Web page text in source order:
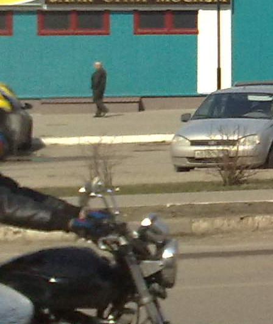
<p>Добрый день! Предлагаем Вам рассмотреть аренду
помещения на втором этаже (примерно 266 кв.м.)Торгового
центра &quot;БРИЗ&quot;,расположенного на центральном
проспекте, в городе Дубна, М.О. по цене 850 руб/кв.м. в
месяц. в настоящие время данное помещение занято КЭМПик
-детская одежда, которое в последствие переезжает в новое
здание. на цокольном этаже располагается: - Fix Price; - Ладья
и Командор(мебельный магазин); - Конц.товары на первом
этаже располагается: - Связной; - Башмаг (Обувь); - Ваше
золото; - Банк Огни Москвы; - КЭМП стильная одежда -
Цветочный магазин; - Ломбард. на втором этаже
располагается: - DNS(цифровой супермаркет); - КЭМПик
детская одежда - Окна &quot;Хорошее Настроение&quot;
(офис по заказу пластиковых окон и дверей) Общая площадь
здания 2000 кв.м. Рассмотрим любое Ваше предложение
(пожелание) по размещению и перепланировки. Более
подробную информацию Вы можете получить по телефону: 8-
916-164-23-82 - Игорь С уважением, администратор
ТДЦ&quot;БРИЗ&quot; Дмитрий тел. 8-916-836-84-79 Дубна
&ndash; один из молодых городов России, находится в
живописном уголке Северного Подмосковья. В нём
проживает около 82 тыс. человек. Он известен в мире как
крупнейший научный центр. С 2001 года &ndash; Дубна-
наукоград Российской Федерации. На данный момент в г.
Дубна интенсивно ведется строительство особой
экономической зоны, за счет этого наш город в течении 2-3
лет планируется увеличить на 25-30 тыс. человек. Сфера
торговли растет ежемесячно, в г. Дубна есть большинство
извесных брендов, а именно: М-видео, Эльдарадо, Колинс,